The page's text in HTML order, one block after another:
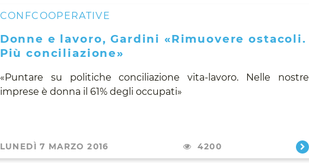
CONFCOOPERATIVE
Donne e lavoro, Gardini «Rimuovere ostacoli.
Più conciliazione»
«Puntare su politiche conciliazione vita-lavoro. Nelle nostre
imprese è donna il 61% degli occupati»
LUNEDÌ 7 MARZO 2016 4200